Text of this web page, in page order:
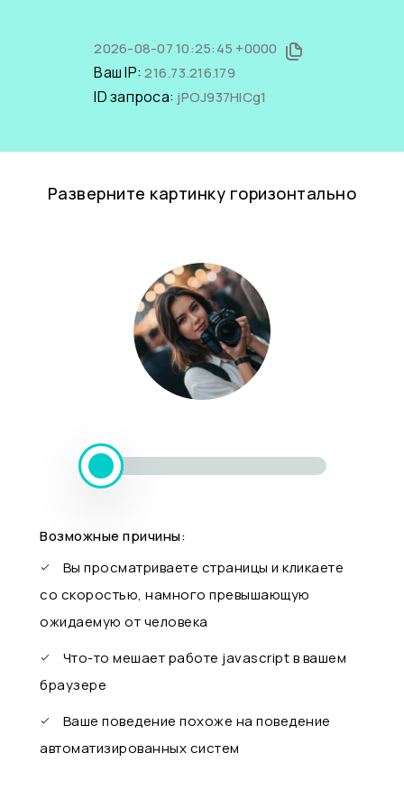
2026-08-07 10:25:45 +0000
Ваш IP:216.73.216.179
ID запроса: jPOJ937HICg1
Разверните картинку горизонтально
Возможные причины:
Вы просматриваете страницы и кликаете
со скоростью, намного превышающую
ожидаемую от человека
Что-то мешает работе javascript в вашем
браузере
Ваше поведение похоже на поведение
автоматизированных систем